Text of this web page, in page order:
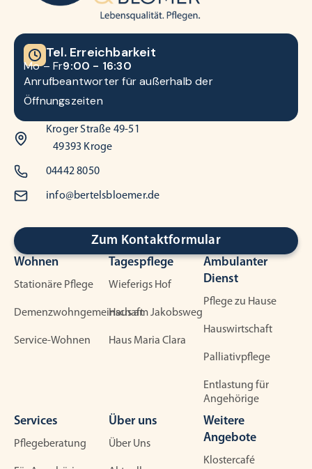
Tel. Erreichbarkeit
Mo – Fr9:00 - 16:30
Anrufbeantworter für außerhalb der
Öffnungszeiten
Kroger Straße 49-51
49393 Kroge
04442 8050
info@bertelsbloemer.de
Zum Kontaktformular
Wohnen
Stationäre Pflege
Demenzwohngemeinschaft
Service-Wohnen
Tagespflege
Wieferigs Hof
Haus am Jakobsweg
Haus Maria Clara
Ambulanter
Dienst
Pflege zu Hause
Hauswirtschaft
Palliativpflege
Entlastung für
Angehörige
Services
Pflegeberatung
Über uns
Über Uns
Weitere
Angebote
Klostercafé